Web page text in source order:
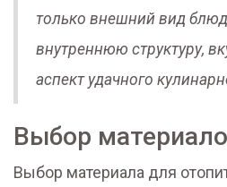
только внешний вид
внутреннюю структуру,
аспект удачного
Выбор
Выбор материала для